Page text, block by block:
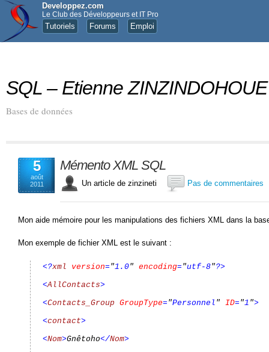
Developpez.com
Le Club des Développeurs et IT Pro
Tutoriels Forums Emploi
SQL – Etienne ZINZINDOHOUE
Bases de données
5
août
2011
Mémento XML SQL
Un article de zinzineti Pas de commentaires
Mon aide mémoire pour les manipulations des fichiers XML dans la
Mon exemple de fichier XML est le suivant :
<?xml version= "1.0" encoding= "utf-8"?>
<AllContacts>
<Contacts_Group GroupType= "Personnel " ID= "1 ">
<contact>
<Nom>Gnêtoho</Nom>